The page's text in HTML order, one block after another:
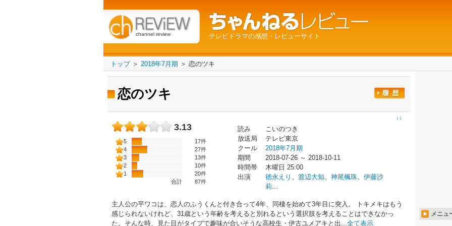
channel review テレビドラマの感想・レビューサイト
トップ＞ 2018年7月期 ＞ 恋のツキ
恋のツキ
↓↓
3.13
5
17件
4
27件
3
13件
2
10件
1
20件
合計
87件
読み
こいのつき
放送局
テレビ東京
クール
2018年7月期
期間
2018-07-26 ～ 2018-10-11
時間帯
木曜日 25:00
出演
徳永えり 、 渡辺大知、 神尾楓珠、 伊藤沙
莉...
主人公の平ワコは、恋人のふうくんと付き合って4年、同棲を始めて3年目に突入。 トキメキはもう
感じられないけれど、31歳という年齢を考えると別れるという選択肢を考えることはできなかっ
た。そんな時、見た目がタイプで趣味が合いそうな高校生・伊古ユメアキと出...全て表示
メニュ